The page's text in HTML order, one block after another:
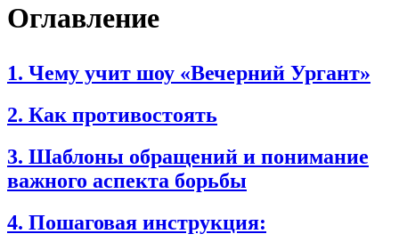
Оглавление
1. Чему учит шоу «Вечерний Ургант»
2. Как противостоять
3. Шаблоны обращений и понимание
важного аспекта борьбы
4. Пошаговая инструкция: